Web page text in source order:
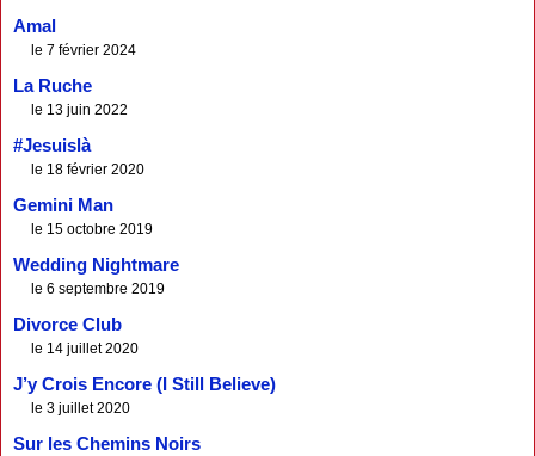
Amal
le 7 février 2024
La Ruche
le 13 juin 2022
#Jesuislà
le 18 février 2020
Gemini Man
le 15 octobre 2019
Wedding Nightmare
le 6 septembre 2019
Divorce Club
le 14 juillet 2020
J’y Crois Encore (I Still Believe)
le 3 juillet 2020
Sur les Chemins Noirs